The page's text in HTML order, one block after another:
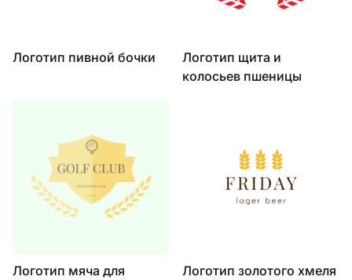
Логотип пивной бочки
Логотип щита и
колосьев пшеницы
Логотип мяча для
Логотип золотого хмеля